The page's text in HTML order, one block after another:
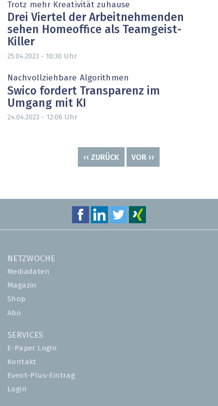
Trotz mehr Kreativität zuhause
Drei Viertel der Arbeitnehmenden
sehen Homeoffice als Teamgeist-
Killer
25.04.2023 - 10:30 Uhr
Nachvollziehbare Algorithmen
Swico fordert Transparenz im
Umgang mit KI
24.04.2023 - 12:06 Uhr
VORHERIGE
‹‹ ZURÜCK
NÄCHSTE
VOR ››
NETZWOCHE
Mediadaten
Magazin
Shop
Abo
SERVICES
E-Paper Login
Kontakt
Event-Plus-Eintrag
Login